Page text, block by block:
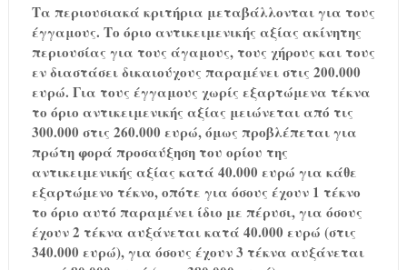
Τα περιουσιακά κριτήρια μεταβάλλονται για τους
έγγαμους. Το όριο αντικειμενικής αξίας ακίνητης
περιουσίας για τους άγαμους, τους χήρους και τους
εν διαστάσει δικαιούχους παραμένει στις 200.000
ευρώ. Για τους έγγαμους χωρίς εξαρτώμενα τέκνα
το όριο αντικειμενικής αξίας μειώνεται από τις
300.000 στις 260.000 ευρώ, όμως προβλέπεται για
πρώτη φορά προσαύξηση του ορίου της
αντικειμενικής αξίας κατά 40.000 ευρώ για κάθε
εξαρτώμενο τέκνο, οπότε για όσους έχουν 1 τέκνο
το όριο αυτό παραμένει ίδιο με πέρυσι, για όσους
έχουν 2 τέκνα αυξάνεται κατά 40.000 ευρώ (στις
340.000 ευρώ), για όσους έχουν 3 τέκνα αυξάνεται